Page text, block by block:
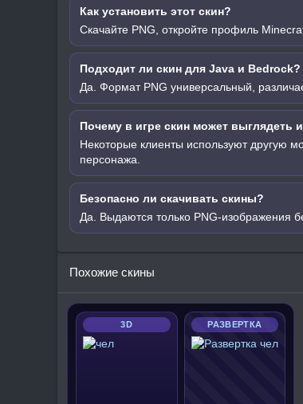
Как установить этот скин?
Скачайте PNG, откройте профиль
Подходит ли скин для Java и Bedrock?
Да. Формат PNG универсальный,
Почему в игре скин может выглядеть
Некоторые клиенты используют другую
персонажа.
Безопасно ли скачивать скины?
Да. Выдаются только PNG-изображения
Похожие скины
3D РАЗВЕРТКА